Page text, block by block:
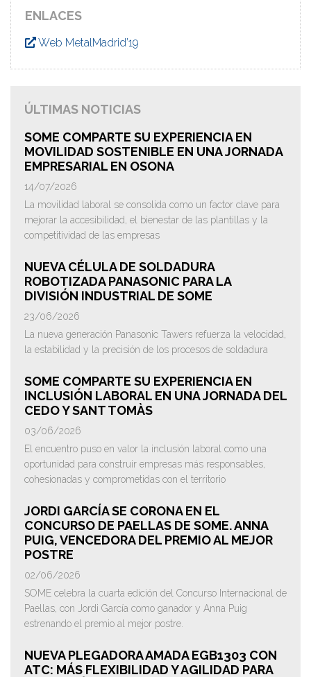
ENLACES
Web MetalMadrid’19
ÚLTIMAS NOTICIAS
SOME COMPARTE SU EXPERIENCIA EN
MOVILIDAD SOSTENIBLE EN UNA JORNADA
EMPRESARIAL EN OSONA
14/07/2026
La movilidad laboral se consolida como un factor clave para
mejorar la accesibilidad, el bienestar de las plantillas y la
competitividad de las empresas
NUEVA CÉLULA DE SOLDADURA
ROBOTIZADA PANASONIC PARA LA
DIVISIÓN INDUSTRIAL DE SOME
23/06/2026
La nueva generación Panasonic Tawers refuerza la velocidad,
la estabilidad y la precisión de los procesos de soldadura
SOME COMPARTE SU EXPERIENCIA EN
INCLUSIÓN LABORAL EN UNA JORNADA DEL
CEDO Y SANT TOMÀS
03/06/2026
El encuentro puso en valor la inclusión laboral como una
oportunidad para construir empresas más responsables,
cohesionadas y comprometidas con el territorio
JORDI GARCÍA SE CORONA EN EL
CONCURSO DE PAELLAS DE SOME. ANNA
PUIG, VENCEDORA DEL PREMIO AL MEJOR
POSTRE
02/06/2026
SOME celebra la cuarta edición del Concurso Internacional de
Paellas, con Jordi García como ganador y Anna Puig
estrenando el premio al mejor postre.
NUEVA PLEGADORA AMADA EGB1303 CON
ATC: MÁS FLEXIBILIDAD Y AGILIDAD PARA